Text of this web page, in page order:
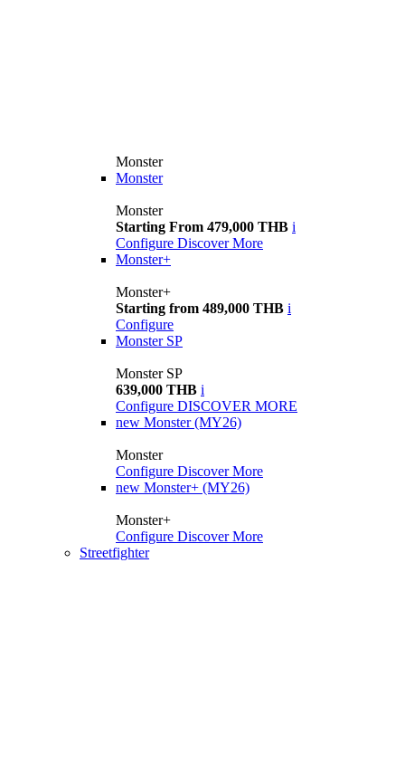
Monster
Monster
Monster
Starting From 479,000 THB i
Configure Discover More
Monster+
Monster+
Starting from 489,000 THB i
Configure
Monster SP
Monster SP
639,000 THB i
Configure DISCOVER MORE
new Monster (MY26)
Monster
Configure Discover More
new Monster+ (MY26)
Monster+
Configure Discover More
Streetfighter